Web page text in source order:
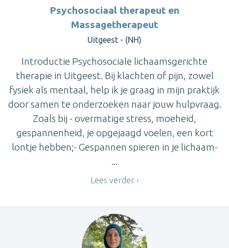
Psychosociaal therapeut en
Massagetherapeut
Uitgeest - (NH)
Introductie Psychosociale lichaamsgerichte
therapie in Uitgeest. Bij klachten of pijn, zowel
fysiek als mentaal, help ik je graag in mijn praktijk
door samen te onderzoeken naar jouw hulpvraag.
Zoals bij - overmatige stress, moeheid,
gespannenheid, je opgejaagd voelen, een kort
lontje hebben;- Gespannen spieren in je lichaam-
...
Lees verder